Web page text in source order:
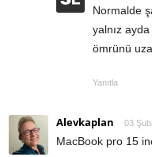
Normalde
yalnız
ömrünü
Yanıtla
Alevkaplan 03
MacBook pro 15